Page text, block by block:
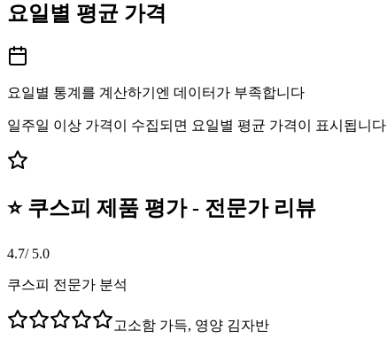
요일별 평균 가격
요일별 통계를 계산하기엔 데이터가 부족합니다
일주일 이상 가격이 수집되면 요일별 평균 가격이 표시됩니다
⭐ 쿠스피 제품 평가 - 전문가 리뷰
4.7/ 5.0
쿠스피 전문가 분석
고소함 가득, 영양 김자반